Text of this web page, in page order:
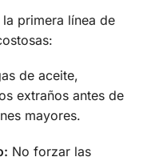
primera línea de
de aceite,
extraños antes de
mayores.
No forzar las